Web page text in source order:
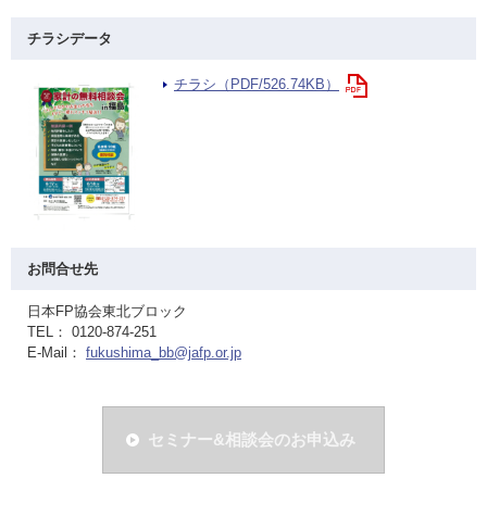
チラシデータ
チラシ（PDF/526.74KB）
お問合せ先
日本FP協会東北ブロック
TEL： 0120-874-251
E-Mail： fukushima_bb@jafp.or.jp
セミナー&相談会のお申込み